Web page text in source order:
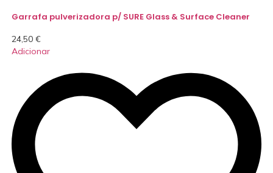
Garrafa pulverizadora p/ SURE Glass & Surface Cleaner
24,50 €
Adicionar